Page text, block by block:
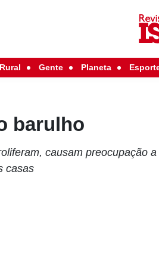
Gente Planeta
barulho
causam preocupação
casas